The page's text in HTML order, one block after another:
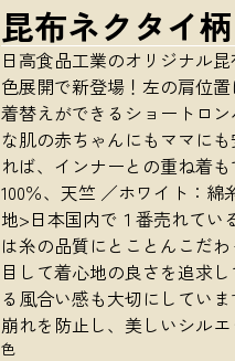
昆布ネクタイ
日高食品工業のオリジナル
色展開で新登場！左の肩位
着替えができるショートロ
な肌の赤ちゃんにもママに
れば、インナーとの重ね着
100％、天竺 ／ホワイト：
地>日本国内で１番売れてい
は糸の品質にとことんこだ
目して着心地の良さを追求
る風合い感も大切にしてい
崩れを防止し、美しいシル
色